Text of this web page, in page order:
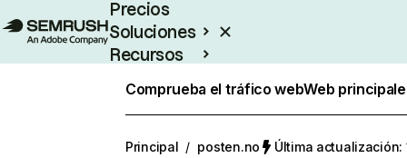
Precios
Soluciones
Recursos
Comprueba el tráfico webWeb
Principal / posten.no Última actualización: